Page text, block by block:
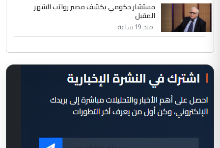
مستشار حكومي يكشف مصير رواتب الشهر
المقبل
منذ 19 ساعة